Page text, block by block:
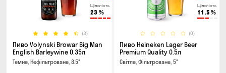
Щільність
23 %
(3)
Пиво Volynski Browar Big Man
English Barleywine 0.35л
Темне, Нефільтроване, 8.5°
Щільність
11.5 %
(0)
Пиво Heineken Lager Beer
Premium Quality 0.5л
Світле, Фільтроване, 5°